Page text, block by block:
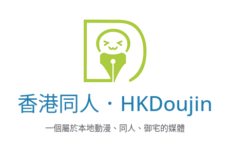
香港同人．HKDoujin
一個屬於本地動漫、同人、御宅的媒體